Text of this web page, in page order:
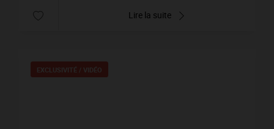
Lire la suite
EXCLUSIVITÉ / VIDÉO